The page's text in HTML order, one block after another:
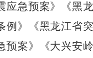
应急预案》
《黑
例》
《黑龙江省
预案》《大兴安